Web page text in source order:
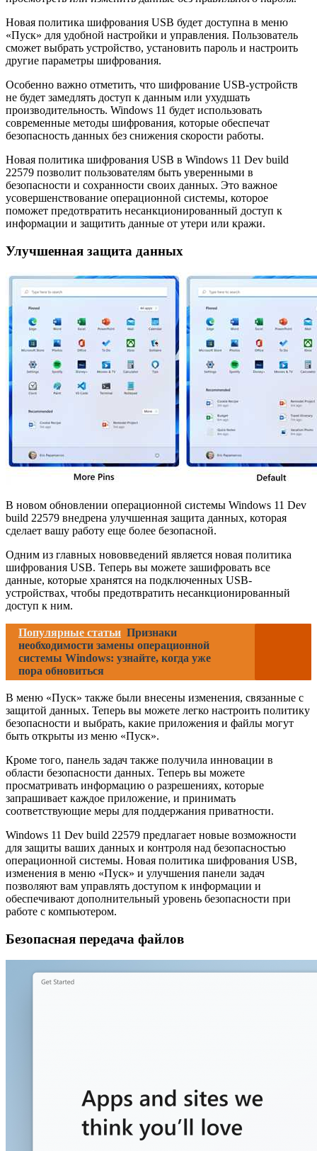
Новая политика шифрования USB будет доступна в меню
«Пуск» для удобной настройки и управления. Пользователь
сможет выбрать устройство, установить пароль и настроить
другие параметры шифрования.
Особенно важно отметить, что шифрование USB-устройств
не будет замедлять доступ к данным или ухудшать
производительность. Windows 11 будет использовать
современные методы шифрования, которые обеспечат
безопасность данных без снижения скорости работы.
Новая политика шифрования USB в Windows 11 Dev build
22579 позволит пользователям быть уверенными в
безопасности и сохранности своих данных. Это важное
усовершенствование операционной системы, которое
поможет предотвратить несанкционированный доступ к
информации и защитить данные от утери или кражи.
Улучшенная защита данных
В новом обновлении операционной системы Windows 11 Dev
build 22579 внедрена улучшенная защита данных, которая
сделает вашу работу еще более безопасной.
Одним из главных нововведений является новая политика
шифрования USB. Теперь вы можете зашифровать все
данные, которые хранятся на подключенных USB-
устройствах, чтобы предотвратить несанкционированный
доступ к ним.
Популярные статьи Признаки
необходимости замены операционной
системы Windows: узнайте, когда уже
пора обновиться
В меню «Пуск» также были внесены изменения, связанные с
защитой данных. Теперь вы можете легко настроить политику
безопасности и выбрать, какие приложения и файлы могут
быть открыты из меню «Пуск».
Кроме того, панель задач также получила инновации в
области безопасности данных. Теперь вы можете
просматривать информацию о разрешениях, которые
запрашивает каждое приложение, и принимать
соответствующие меры для поддержания приватности.
Windows 11 Dev build 22579 предлагает новые возможности
для защиты ваших данных и контроля над безопасностью
операционной системы. Новая политика шифрования USB,
изменения в меню «Пуск» и улучшения панели задач
позволяют вам управлять доступом к информации и
обеспечивают дополнительный уровень безопасности при
работе с компьютером.
Безопасная передача файлов